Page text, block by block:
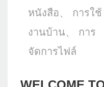
หนังสือ、 การใช้
งานบ้าน、 การ
จัดการไฟล์